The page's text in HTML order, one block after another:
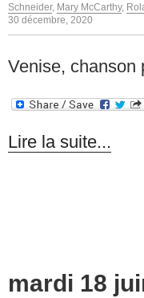
Schneider, Mary McCarthy,
30 décembre, 2020
Venise, chanson
Lire la suite...
mardi 18